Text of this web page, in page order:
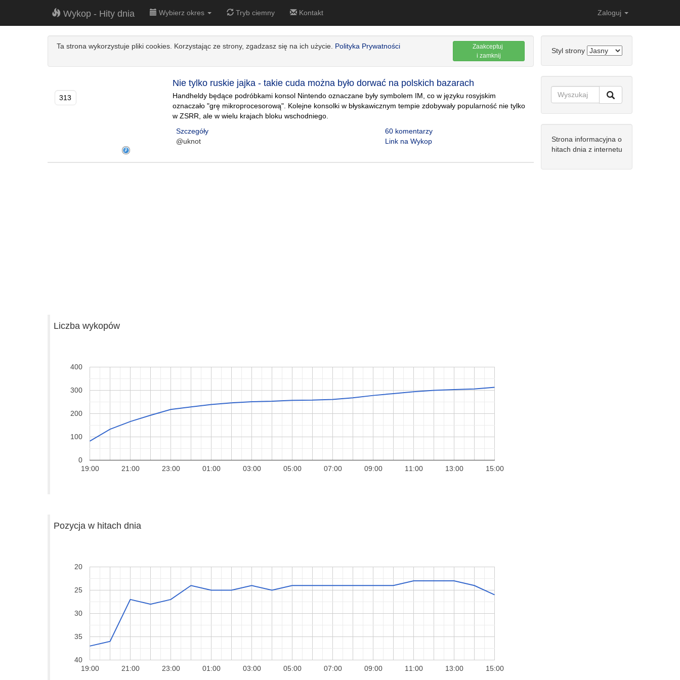
Wykop - Hity dnia Wybierz okres Tryb ciemny Kontakt Zaloguj
Ta strona wykorzystuje pliki cookies. Korzystając ze strony, zgadzasz się na ich użycie. Polityka Prywatności
Zaakceptuj
i zamknij
313
Nie tylko ruskie jajka - takie cuda można było dorwać na polskich bazarach
Handheldy będące podróbkami konsol Nintendo oznaczane były symbolem IM, co w języku rosyjskim
oznaczało "grę mikroprocesorową". Kolejne konsolki w błyskawicznym tempie zdobywały popularność nie tylko
w ZSRR, ale w wielu krajach bloku wschodniego.
Szczegóły
@uknot
60 komentarzy
Link na Wykop
Liczba wykopów
19:00 21:00 23:00 01:00 03:00 05:00 07:00 09:00 11:00 13:00 15:00
0
100
200
300
400
Pozycja w hitach dnia
19:00 21:00 23:00 01:00 03:00 05:00 07:00 09:00 11:00 13:00 15:00
20
25
30
35
40
Styl strony
Strona informacyjna o
hitach dnia z internetu